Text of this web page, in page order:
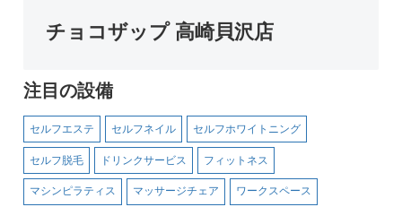
チョコザップ 高崎貝沢店
注目の設備
セルフエステ セルフネイル セルフホワイトニング
セルフ脱毛 ドリンクサービス フィットネス
マシンピラティス マッサージチェア ワークスペース